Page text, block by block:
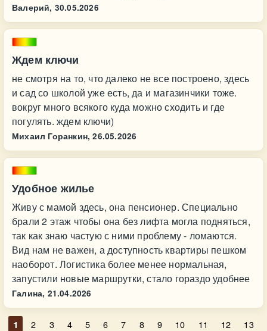
Валерий, 30.05.2026
Ждем ключи
не смотря на то, что далеко не все построено, здесь
и сад со школой уже есть, да и магазинчики тоже.
вокруг много всякого куда можно сходить и где
погулять. ждем ключи)
Михаил Горанкин, 26.05.2026
Удобное жилье
Живу с мамой здесь, она пенсионер. Специально
брали 2 этаж чтобы она без лифта могла подняться,
так как знаю частую с ними проблему - ломаются.
Вид нам не важен, а доступность квартиры пешком
наоборот. Логистика более менее нормальная,
запустили новые маршрутки, стало гораздо удобнее
Галина, 21.04.2026
1 2 3 4 5 6 7 8 9 10 11 12
13